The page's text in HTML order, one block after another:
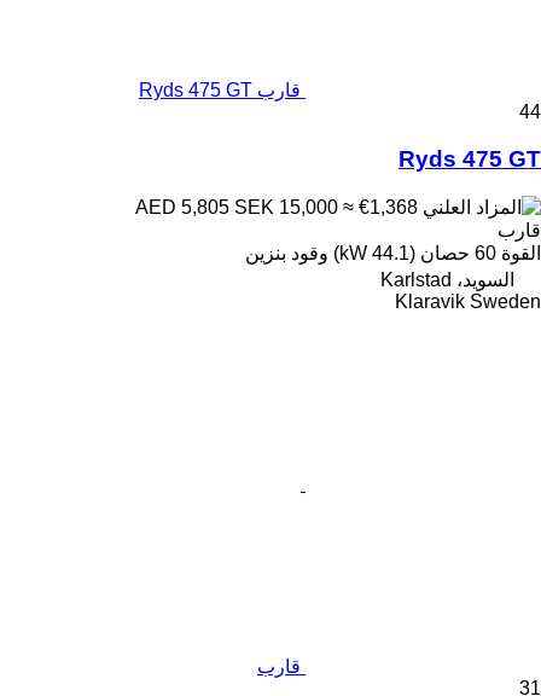
قارب Ryds 475 GT
44
Ryds 475 GT
SEK 15,000 ≈ €1,368
قارب
القوة 60 حصان (44.1 kW) وقود بنزين
السويد، Karlstad
Klaravik Sweden
قارب
31